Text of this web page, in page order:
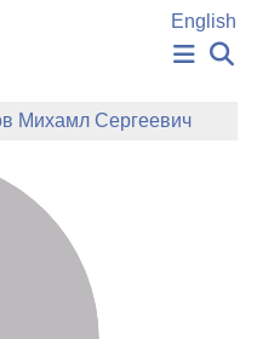
English
СЛОВА
Михамл Сергеевич